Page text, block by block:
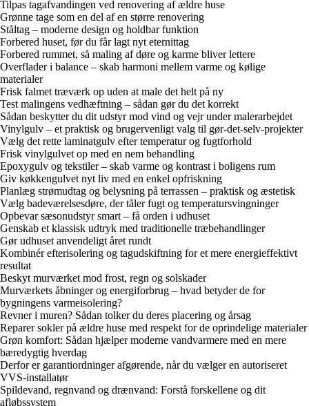
Tilpas tagafvandingen ved renovering af ældre huse
Grønne tage som en del af en større renovering
Ståltag – moderne design og holdbar funktion
Forbered huset, før du får lagt nyt eternittag
Forbered rummet, så maling af døre og karme bliver lettere
Overflader i balance – skab harmoni mellem varme og kølige
materialer
Frisk falmet træværk op uden at male det helt på ny
Test malingens vedhæftning – sådan gør du det korrekt
Sådan beskytter du dit udstyr mod vind og vejr under malerarbejdet
Vinylgulv – et praktisk og brugervenligt valg til gør-det-selv-projekter
Vælg det rette laminatgulv efter temperatur og fugtforhold
Frisk vinylgulvet op med en nem behandling
Epoxygulv og tekstiler – skab varme og kontrast i boligens rum
Giv køkkengulvet nyt liv med en enkel opfriskning
Planlæg strømudtag og belysning på terrassen – praktisk og æstetisk
Vælg badeværelsesdøre, der tåler fugt og temperatursvingninger
Opbevar sæsonudstyr smart – få orden i udhuset
Genskab et klassisk udtryk med traditionelle træbehandlinger
Gør udhuset anvendeligt året rundt
Kombinér efterisolering og tagudskiftning for et mere energieffektivt
resultat
Beskyt murværket mod frost, regn og solskader
Murværkets åbninger og energiforbrug – hvad betyder de for
bygningens varmeisolering?
Revner i muren? Sådan tolker du deres placering og årsag
Reparer sokler på ældre huse med respekt for de oprindelige materialer
Grøn komfort: Sådan hjælper moderne vandvarmere med en mere
bæredygtig hverdag
Derfor er garantiordninger afgørende, når du vælger en autoriseret
VVS-installatør
Spildevand, regnvand og drænvand: Forstå forskellene og dit
afløbssystem